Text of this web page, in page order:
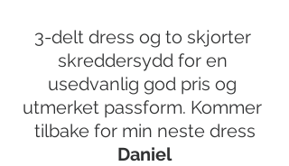
3-delt dress og to skjorter
skreddersydd for en
usedvanlig god pris og
utmerket passform. Kommer
tilbake for min neste dress
Daniel